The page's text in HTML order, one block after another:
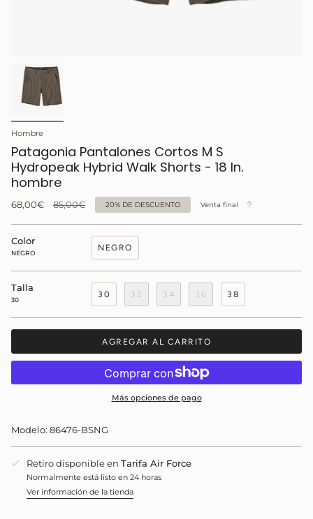
Hombre
Patagonia Pantalones Cortos M S
Hydropeak Hybrid Walk Shorts - 18 In.
hombre
68,00€
Precio
85,00€ 20% DE DESCUENTO Venta final
Color
NEGRO
NEGRO
Talla
30
30 32 34 36 38
AGREGAR AL CARRITO
Más opciones de pago
Modelo: 86476-BSNG
Retiro disponible en Tarifa Air Force
Normalmente está listo en 24 horas
Ver información de la tienda